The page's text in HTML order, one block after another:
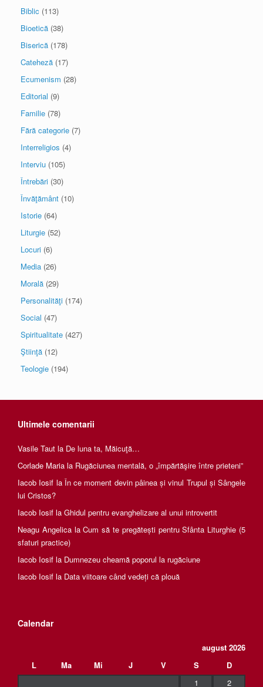
Biblic (113)
Bioetică (38)
Biserică (178)
Cateheză (17)
Ecumenism (28)
Editorial (9)
Familie (78)
Fără categorie (7)
Interreligios (4)
Interviu (105)
Întrebări (30)
Învăţământ (10)
Istorie (64)
Liturgie (52)
Locuri (6)
Media (26)
Morală (29)
Personalităţi (174)
Social (47)
Spiritualitate (427)
Ştiinţă (12)
Teologie (194)
Ultimele comentarii
Vasile Taut la De luna ta, Măicuţă…
Corlade Maria la Rugăciunea mentală, o „împărtăşire între prieteni”
Iacob Iosif la În ce moment devin pâinea și vinul Trupul și Sângele
lui Cristos?
Iacob Iosif la Ghidul pentru evanghelizare al unui introvertit
Neagu AngelicalaCum să te pregătești pentru Sfânta Liturghie (5
sfaturi practice)
Iacob Iosif la Dumnezeu cheamă poporul la rugăciune
Iacob Iosif la Data viitoare când vedeți că plouă
Calendar
august 2026
L
Ma Mi J V S
D
1
2